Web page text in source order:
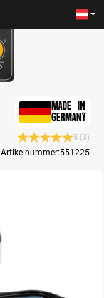
MADE IN
GERMANY
Durchschnittliche
5 (3)
Artikelnummer:551225